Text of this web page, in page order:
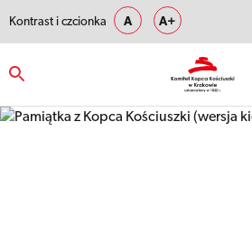
Kontrast i czcionka A A+